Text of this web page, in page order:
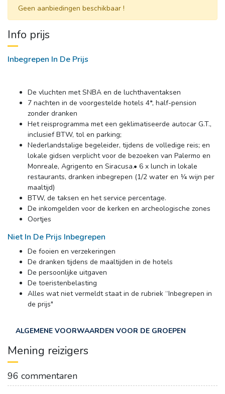
Geen aanbiedingen beschikbaar !
Info prijs
Inbegrepen In De Prijs
De vluchten met SNBA en de luchthaventaksen
7 nachten in de voor­gestelde hotels 4*, half-pension
zonder dranken
Het reisprogramma met een geklimatiseerde autocar G.T.,
inclusief BTW, tol en parking;
Nederlandstalige begeleider, tijdens de volledige reis; en
lokale gidsen ver­plicht voor de bezoeken van Palermo en
Monreale, Agrigento en Siracusa.• 6 x lunch in lokale
restaurants, dranken inbegrepen (1/2 water en ¼ wijn per
maaltijd)
BTW, de taksen en het service percentage.
De inkomgel­den voor de kerken en archeologische zones
Oortjes
Niet In De Prijs Inbegrepen
De fooien en verzekeringen
De dranken tijdens de maaltijden in de hotels
De persoonlijke uitgaven
De toeristenbelasting
Alles wat niet vermeldt staat in de rubriek “Inbegrepen in
de prijs"
ALGEMENE VOORWAARDEN VOOR DE GROEPEN
Mening reizigers
96 commentaren